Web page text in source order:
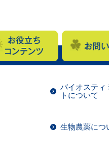
バイオスティ
トについて
生物農薬につ